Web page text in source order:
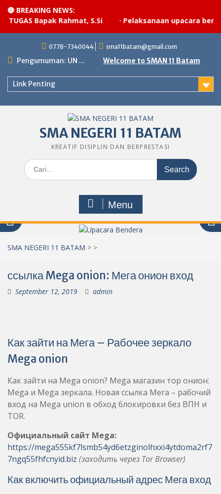
🔴 BREAKING NEWS:
Bapak Rahmat, S.Si
·Pelaksanaan upacara bendera
content
0778-7340044 sma11batam@gmail.com
Pengumuman: UN ... Welcome to SMAN 11 Batam
Link Penting
SMA NEGERI 11 BATAM
KREATIF DISIPLIN DAN BERPRESTASI
Search
for:
Menu
SMA NEGERI 11 BATAM > >
ссылка Mega onion: Мега онион вход
September 12, 2019 admin
Как зайти на Мега – Рабочее зеркало
Mega onion
Как зайти на Mega onion? Mega магазин тор онион:
Mega и Mega зеркала. Новая ссылка Мега – рабочий
вход на Mega union в обход блокировки без ВПН и
TOR.
Официальный сайт Mega:
https://mega555kf7lsmb54yd6etzginolhxxi4ytdoma2rf7
7ngq55fhfcnyid.biz (заходить через Tor Browser)
Как включить официальный адрес Мега вход